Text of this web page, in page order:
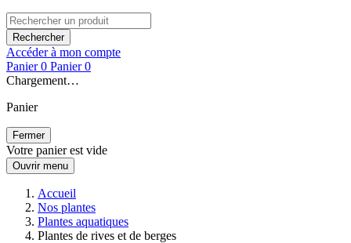
Rechercher
Accéder à mon compte
Panier 0 Panier 0
Chargement…
Panier
Fermer
Votre panier est vide
Ouvrir menu
Accueil
Nos plantes
Plantes aquatiques
Plantes de rives et de berges